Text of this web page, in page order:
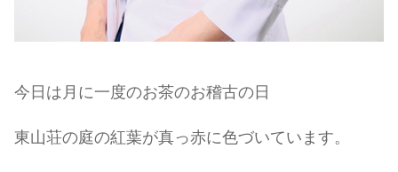
今日は月に一度のお茶のお稽古の日
東山荘の庭の紅葉が真っ赤に色づいています。